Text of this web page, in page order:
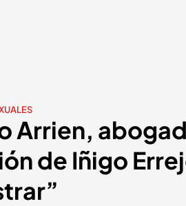
Arrien,
de Iñigo